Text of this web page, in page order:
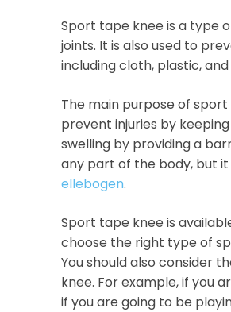
Sport tape knee is a type
joints. It is also used to
including cloth, plastic,
The main purpose of
prevent injuries by
swelling by providing a
any part of the body, but
ellebogen.
Sport tape knee is
choose the right type of
You should also consider
knee. For example, if you
if you are going to be